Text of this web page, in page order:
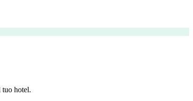
tuo hotel.